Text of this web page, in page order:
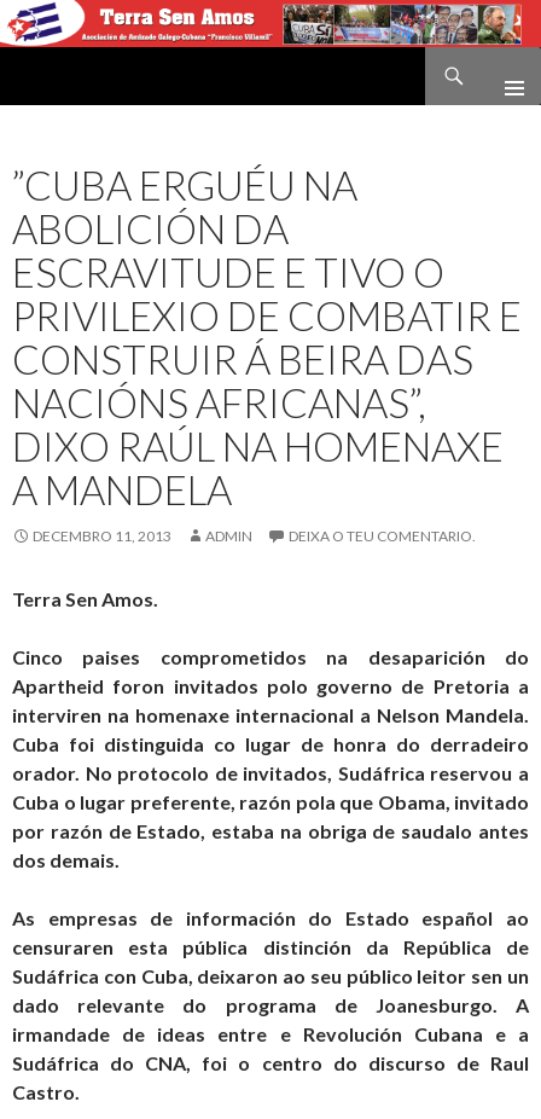
”CUBA ERGUÉU NA
ABOLICIÓN DA
ESCRAVITUDE E TIVO O
PRIVILEXIO DE COMBATIR E
CONSTRUIR Á BEIRA DAS
NACIÓNS AFRICANAS”,
DIXO RAÚL NA HOMENAXE
A MANDELA
DECEMBRO 11, 2013 ADMIN DEIXA O TEU COMENTARIO.
Terra Sen Amos.
Cinco paises comprometidos na desaparición do
Apartheid foron invitados polo governo de Pretoria a
interviren na homenaxe internacional a Nelson Mandela.
Cuba foi distinguida co lugar de honra do derradeiro
orador. No protocolo de invitados, Sudáfrica reservou a
Cuba o lugar preferente, razón pola que Obama, invitado
por razón de Estado, estaba na obriga de saudalo antes
dos demais.
As empresas de información do Estado español ao
censuraren esta pública distinción da República de
Sudáfrica con Cuba, deixaron ao seu público leitor sen un
dado relevante do programa de Joanesburgo. A
irmandade de ideas entre e Revolución Cubana e a
Sudáfrica do CNA, foi o centro do discurso de Raul
Castro.